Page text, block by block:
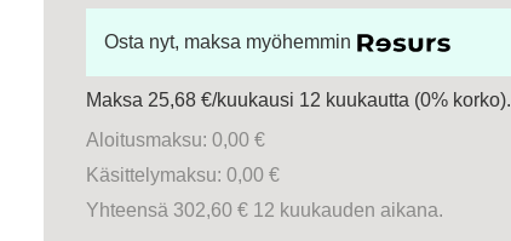
Osta nyt, maksa myöhemmin
Maksa 25,68 €/kuukausi 12 kuukautta (0% korko).
Aloitusmaksu: 0,00 €
Käsittelymaksu: 0,00 €
Yhteensä 302,60 € 12 kuukauden aikana.